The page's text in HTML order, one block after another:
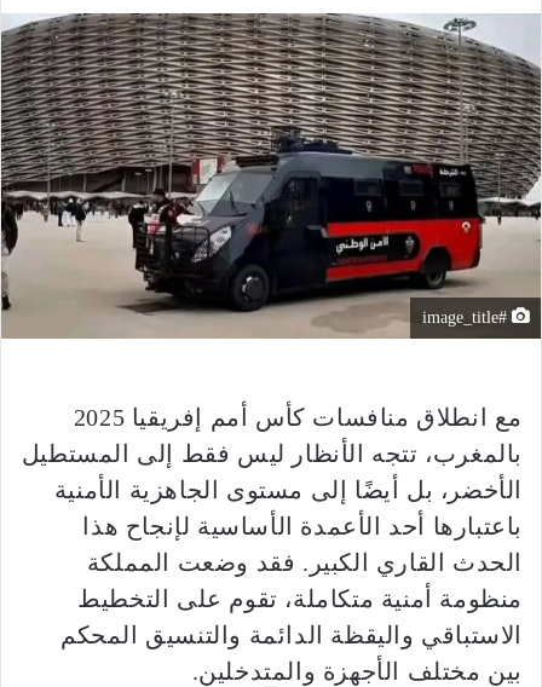
#image_title
مع انطلاق منافسات كأس أمم إفريقيا 2025
بالمغرب، تتجه الأنظار ليس فقط إلى المستطيل
الأخضر، بل أيضًا إلى مستوى الجاهزية الأمنية
باعتبارها أحد الأعمدة الأساسية لإنجاح هذا
الحدث القاري الكبير. فقد وضعت المملكة
منظومة أمنية متكاملة، تقوم على التخطيط
الاستباقي واليقظة الدائمة والتنسيق المحكم
بين مختلف الأجهزة والمتدخلين.